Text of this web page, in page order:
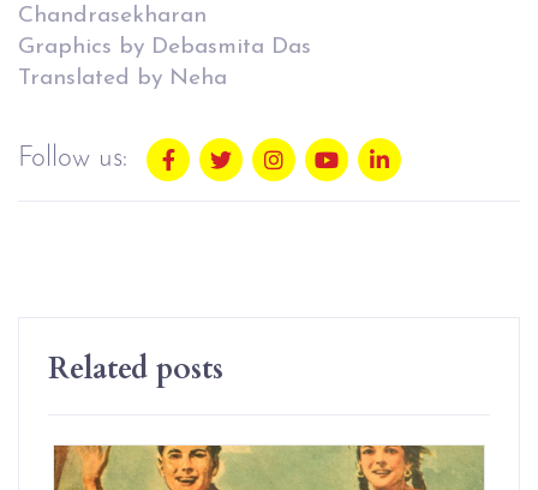
Chandrasekharan
Graphics by Debasmita Das
Translated by Neha
Follow us:
Related posts